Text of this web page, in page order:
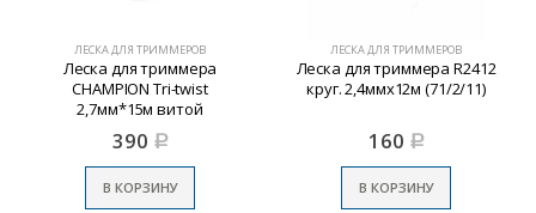
ЛЕСКА ДЛЯ ТРИММЕРОВ
Леска для триммера
CHAMPION Tri-twist
2,7мм*15м витой
треугольник
390 Р
В КОРЗИНУ
ЛЕСКА ДЛЯ ТРИММЕРОВ
Леска для триммера R2412
круг. 2,4ммх12м (71/2/11)
160 Р
В КОРЗИНУ